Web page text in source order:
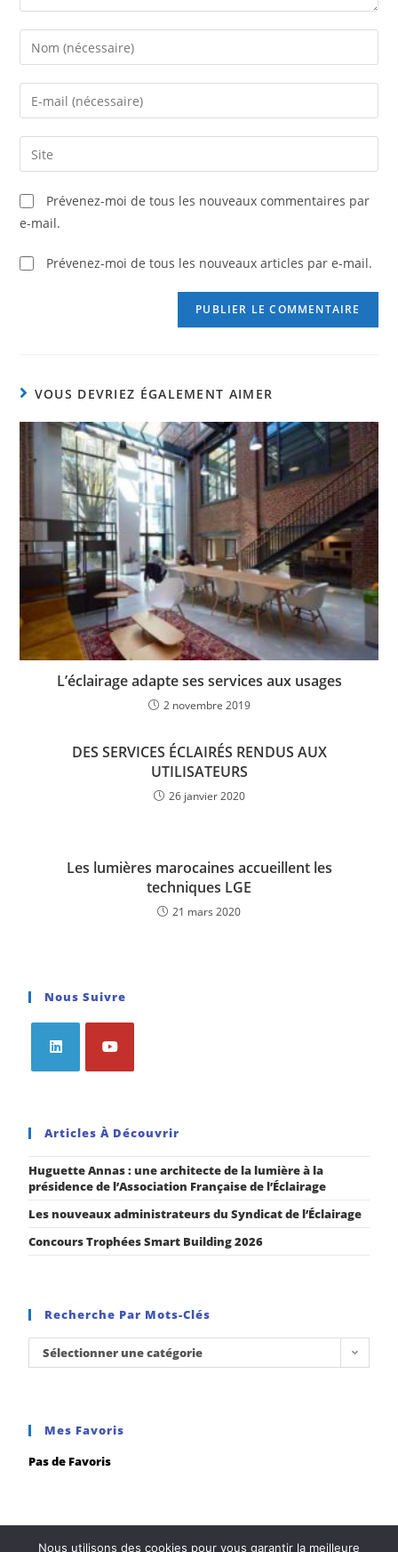
Prévenez-moi de tous les nouveaux commentaires par
e-mail.
Prévenez-moi de tous les nouveaux articles par e-mail.
VOUS DEVRIEZ ÉGALEMENT AIMER
L’éclairage adapte ses services aux usages
2 novembre 2019
DES SERVICES ÉCLAIRÉS RENDUS AUX
UTILISATEURS
26 janvier 2020
Les lumières marocaines accueillent les
techniques LGE
21 mars 2020
Nous Suivre
Articles À Découvrir
Huguette Annas : une architecte de la lumière à la
présidence de l’Association Française de l’Éclairage
Les nouveaux administrateurs du Syndicat de l’Éclairage
Concours Trophées Smart Building 2026
Recherche Par Mots-Clés
Sélectionner une catégorie
Mes Favoris
Pas de Favoris
Nous utilisons des cookies pour vous garantir la meilleure